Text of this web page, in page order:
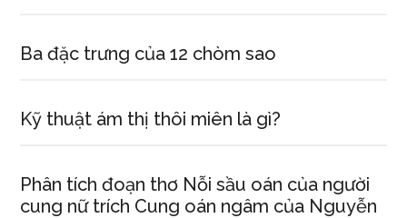
Ba đặc trưng của 12 chòm sao
Kỹ thuật ám thị thôi miên là gì?
Phân tích đoạn thơ Nỗi sầu oán của người
cung nữ trích Cung oán ngâm của Nguyễn